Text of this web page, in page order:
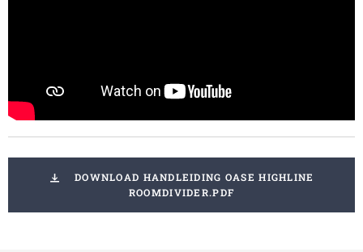
DOWNLOAD HANDLEIDING OASE HIGHLINE
ROOMDIVIDER.PDF